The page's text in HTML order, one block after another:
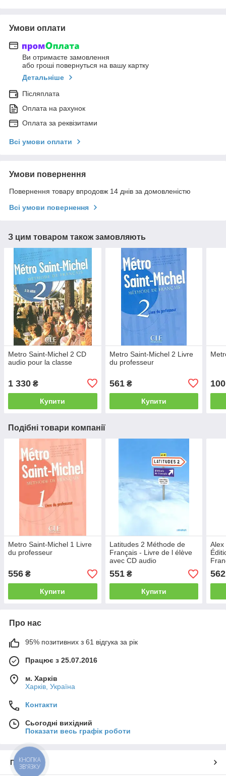
Умови оплати
Ви отримаєте замовлення
або гроші повернуться на вашу картку
Детальніше
Післяплата
Оплата на рахунок
Оплата за реквізитами
Всі умови оплати
Умови повернення
Повернення товару впродовж 14 днів за домовленістю
Всі умови повернення
З цим товаром також замовляють
Metro Saint-Michel 2 CD
audio pour la classe
1 330 ₴
Купити
Metro Saint-Michel 2 Livre
du professeur
561₴
Купити
100
Подібні товари компанії
Metro Saint-Michel 1 Livre
du professeur
556 ₴
Купити
Latitudes 2 Méthode de
Français - Livre de l élève
avec CD audio
551₴
Купити
Alex
562
Про нас
95% позитивних з 61 відгука за рік
Працює з 25.07.2016
м. Харків
Харків, Україна
Контакти
Сьогодні вихідний
Показати весь графік роботи
Про нас
КНОПКА
ЗВ'ЯЗКУ